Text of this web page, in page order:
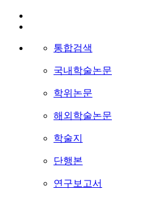
통합검색
국내학술논문
학위논문
해외학술논문
학술지
단행본
연구보고서